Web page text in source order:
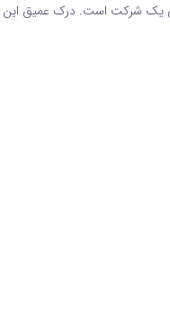
یک شرکت است. درک عمیق این